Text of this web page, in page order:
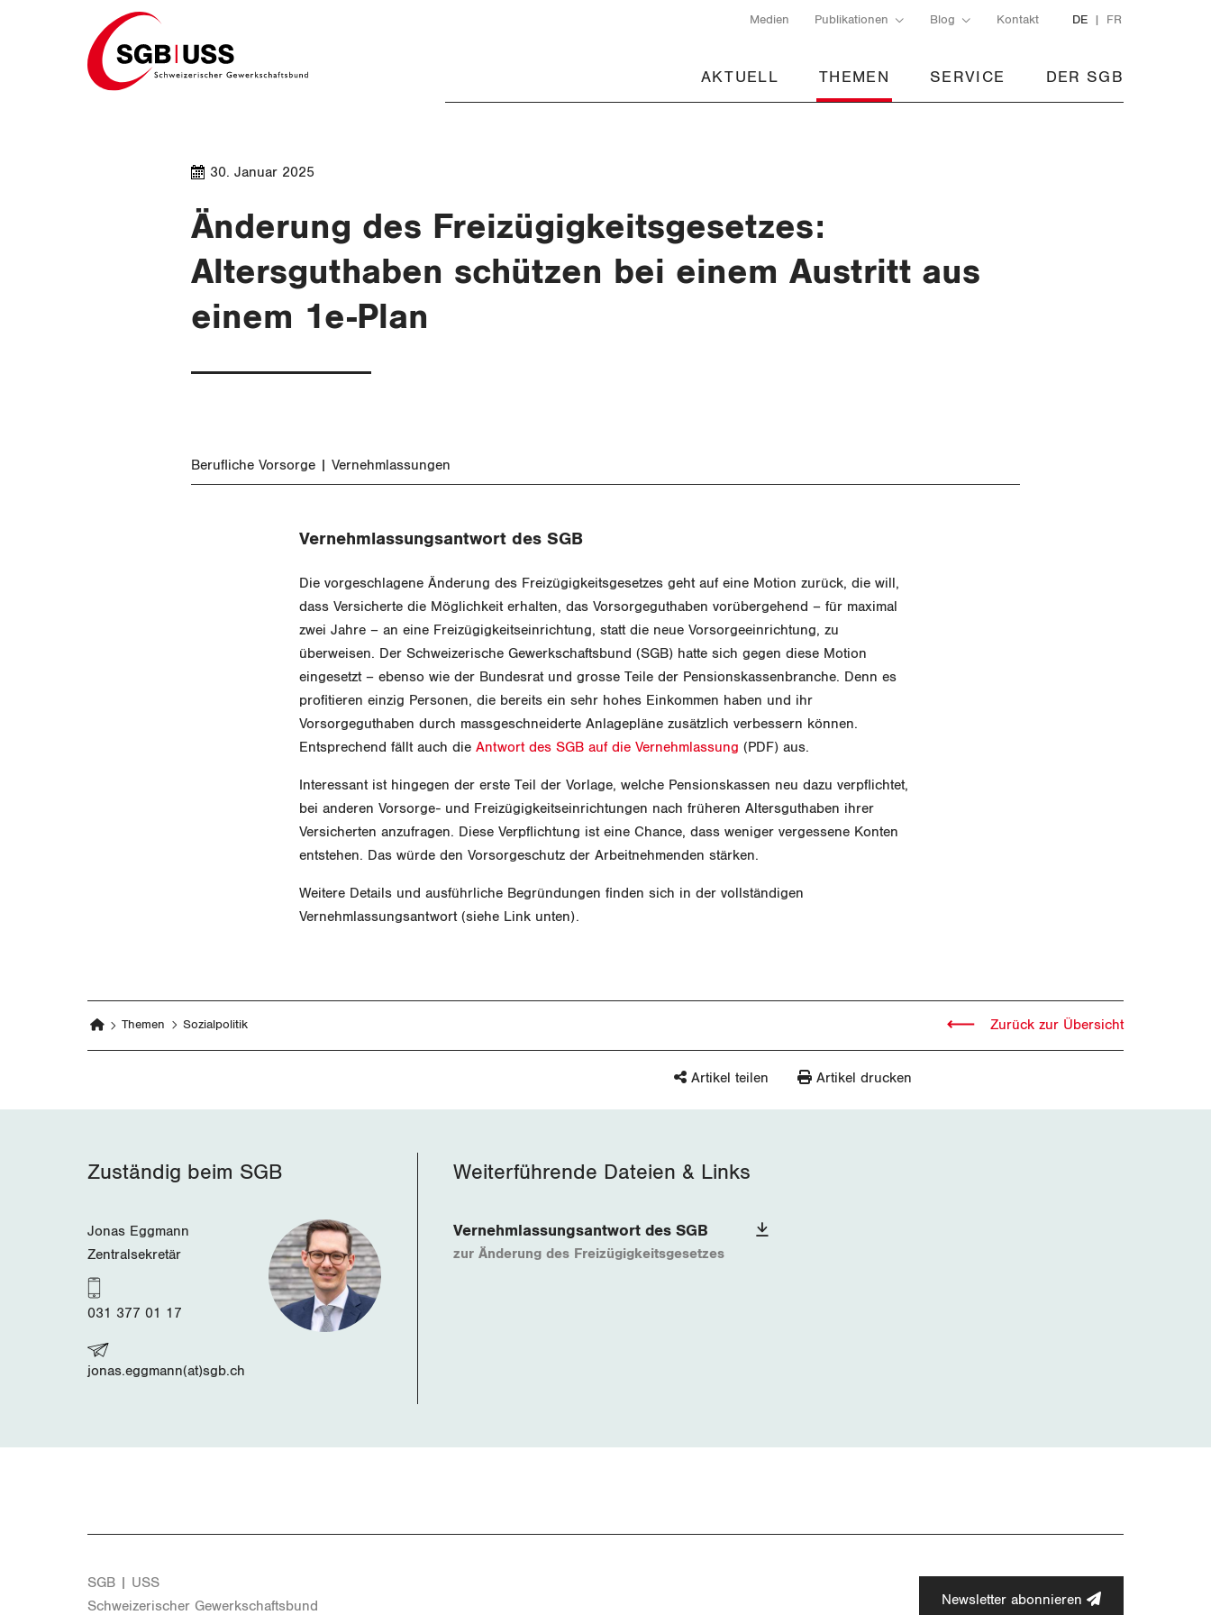
Home Medien Publikationen Blog Kontakt DE FR
AKTUELL THEMEN SERVICE DER SGB
30. Januar 2025
Änderung des Freizügigkeitsgesetzes:
Altersguthaben schützen bei einem Austritt aus
einem 1e-Plan
Berufliche Vorsorge Vernehmlassungen
Vernehmlassungsantwort des SGB
Die vorgeschlagene Änderung des Freizügigkeitsgesetzes geht auf eine Motion zurück, die will,
dass Versicherte die Möglichkeit erhalten, das Vorsorgeguthaben vorübergehend – für maximal
zwei Jahre – an eine Freizügigkeitseinrichtung, statt die neue Vorsorgeeinrichtung, zu
überweisen. Der Schweizerische Gewerkschaftsbund (SGB) hatte sich gegen diese Motion
eingesetzt – ebenso wie der Bundesrat und grosse Teile der Pensionskassenbranche. Denn es
profitieren einzig Personen, die bereits ein sehr hohes Einkommen haben und ihr
Vorsorgeguthaben durch massgeschneiderte Anlagepläne zusätzlich verbessern können.
Entsprechend fällt auch die Antwort des SGB auf die Vernehmlassung (PDF) aus.
Interessant ist hingegen der erste Teil der Vorlage, welche Pensionskassen neu dazu verpflichtet,
bei anderen Vorsorge- und Freizügigkeitseinrichtungen nach früheren Altersguthaben ihrer
Versicherten anzufragen. Diese Verpflichtung ist eine Chance, dass weniger vergessene Konten
entstehen. Das würde den Vorsorgeschutz der Arbeitnehmenden stärken.
Weitere Details und ausführliche Begründungen finden sich in der vollständigen
Vernehmlassungsantwort (siehe Link unten).
Themen Sozialpolitik Zurück zur Übersicht
Artikel teilen Artikel drucken
Zuständig beim SGB
Jonas Eggmann
Zentralsekretär
031 377 01 17
jonas.eggmann(at)sgb.ch
Weiterführende Dateien & Links
Vernehmlassungsantwort des SGB
zur Änderung des Freizügigkeitsgesetzes
SGB | USS
Schwei­ze­ri­scher Ge­werk­schafts­bund
Newsletter abonnieren